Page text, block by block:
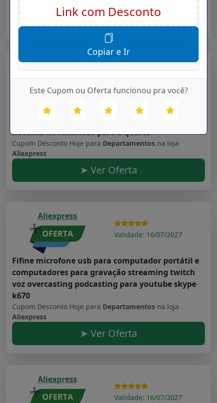
➤ Ver Oferta
Aliexpress
Faixas de luz led bluetooth controlador wifi
noturna fio luminoso para o quarto
Cupom Desconto Hoje para Departamentos na loja
Aliexpress
➤ Ver Oferta
Aliexpress
Validade: 16/07/2027
Fifine microfone usb para computador portátil e
computadores para gravação streaming twitch
voz overcasting podcasting para youtube skype
k670
Cupom Desconto Hoje para Departamentos na loja
Aliexpress
➤ Ver Oferta
Aliexpress
Validade: 16/07/2027
Copiar e Ir
Este Cupom ou Oferta funcionou pra você?